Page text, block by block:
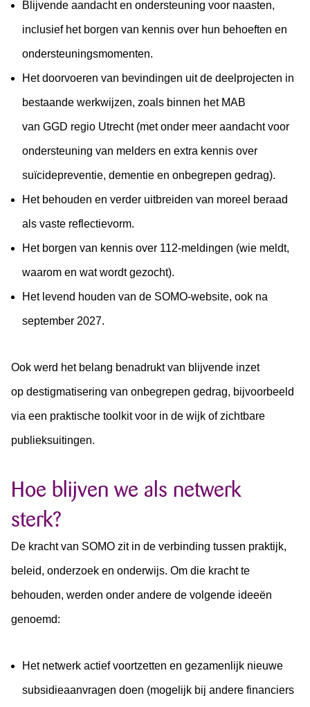
Blijvende aandacht en ondersteuning voor naasten,
inclusief het borgen van kennis over hun behoeften en
ondersteuningsmomenten.
Het doorvoeren van bevindingen uit de deelprojecten in
bestaande werkwijzen, zoals binnen het MAB
van GGD regio Utrecht (met onder meer aandacht voor
ondersteuning van melders en extra kennis over
suïcidepreventie, dementie en onbegrepen gedrag).
Het behouden en verder uitbreiden van moreel beraad
als vaste reflectievorm.
Het borgen van kennis over 112-meldingen (wie meldt,
waarom en wat wordt gezocht).
Het levend houden van de SOMO-website, ook na
september 2027.
Ook werd het belang benadrukt van blijvende inzet
op destigmatisering van onbegrepen gedrag, bijvoorbeeld
via een praktische toolkit voor in de wijk of zichtbare
publieksuitingen.
Hoe blijven we als netwerk
sterk?
De kracht van SOMO zit in de verbinding tussen praktijk,
beleid, onderzoek en onderwijs. Om die kracht te
behouden, werden onder andere de volgende ideeën
genoemd:
Het netwerk actief voortzetten en gezamenlijk nieuwe
subsidieaanvragen doen (mogelijk bij andere financiers